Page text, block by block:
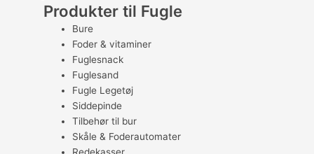
Produkter til Fugle
Bure
Foder & vitaminer
Fuglesnack
Fuglesand
Fugle Legetøj
Siddepinde
Tilbehør til bur
Skåle & Foderautomater
Redekasser